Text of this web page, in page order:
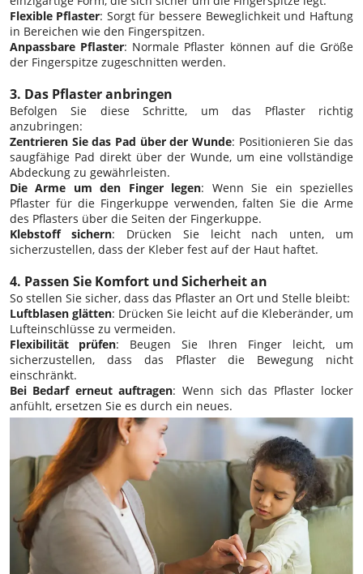
Flexible Pflaster: Sorgt für bessere Beweglichkeit und Haftung
in Bereichen wie den Fingerspitzen.
Anpassbare Pflaster: Normale Pflaster können auf die Größe
der Fingerspitze zugeschnitten werden.
3. Das Pflaster anbringen
Befolgen Sie diese Schritte, um das Pflaster richtig
anzubringen:
Zentrieren Sie das Pad über der Wunde: Positionieren Sie das
saugfähige Pad direkt über der Wunde, um eine vollständige
Abdeckung zu gewährleisten.
Die Arme um den Finger legen: Wenn Sie ein spezielles
Pflaster für die Fingerkuppe verwenden, falten Sie die Arme
des Pflasters über die Seiten der Fingerkuppe.
Klebstoff sichern: Drücken Sie leicht nach unten, um
sicherzustellen, dass der Kleber fest auf der Haut haftet.
4. Passen Sie Komfort und Sicherheit an
So stellen Sie sicher, dass das Pflaster an Ort und Stelle bleibt:
Luftblasen glätten: Drücken Sie leicht auf die Kleberänder, um
Lufteinschlüsse zu vermeiden.
Flexibilität prüfen: Beugen Sie Ihren Finger leicht, um
sicherzustellen, dass das Pflaster die Bewegung nicht
einschränkt.
Bei Bedarf erneut auftragen: Wenn sich das Pflaster locker
anfühlt, ersetzen Sie es durch ein neues.